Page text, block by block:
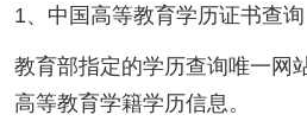
1、中国高等教育学历证书查询
教育部指定的学历查询唯一网
高等教育学籍学历信息。